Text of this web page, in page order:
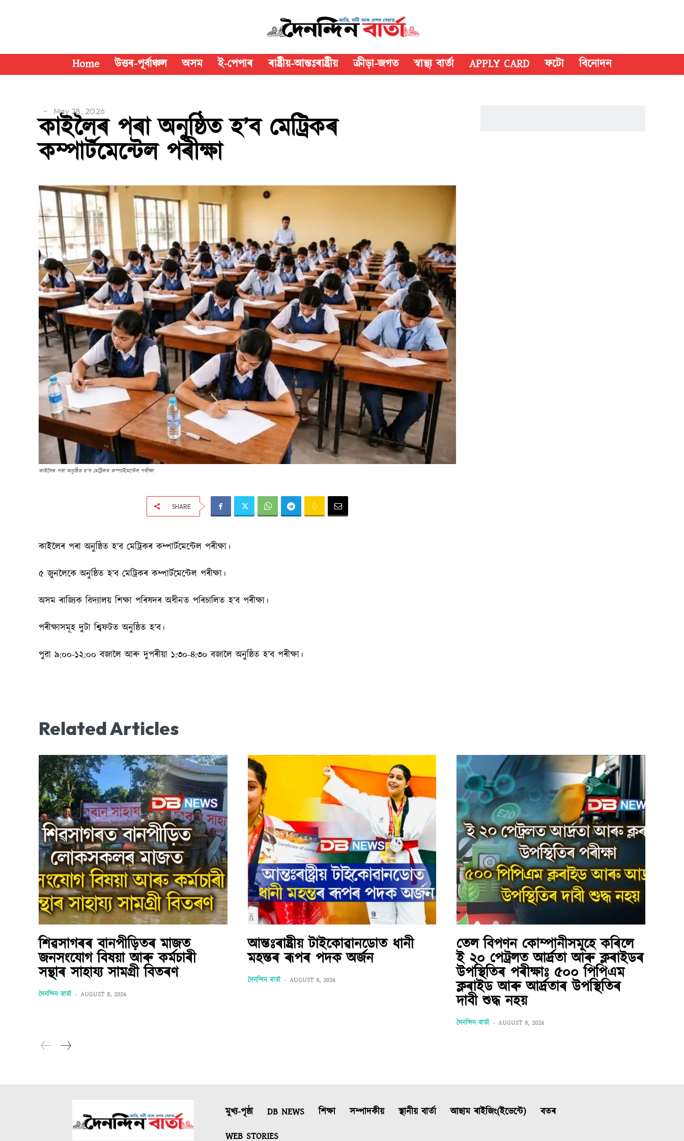
Home উত্তৰ-পূৰ্বাঞ্চল অসম ই-পেপাৰ ৰাষ্ট্ৰীয়-আন্তঃৰাষ্ট্ৰীয় ক্রীড়া-জগত স্বাস্থ্য বাৰ্তা APPLY CARD ফটো বিনোদন
May 28, 2026
কাইলৈৰ পৰা অনুষ্ঠিত হ’ব মেট্ৰিকৰ
কম্পার্টমেন্টেল পৰীক্ষা
কাইলৈৰ পৰা অনুষ্ঠিত হ'ব মেট্ৰিকৰ কম্পার্টমেন্টেল পৰীক্ষা
SHARE
কাইলৈৰ পৰা অনুষ্ঠিত হ’ব মেট্ৰিকৰ কম্পার্টমেন্টেল পৰীক্ষা।
৫ জুনলৈকে অনুষ্ঠিত হ’ব মেট্ৰিকৰ কম্পার্টমেন্টেল পৰীক্ষা।
অসম ৰাজ্যিক বিদ্যালয় শিক্ষা পৰিষদৰ অধীনত পৰিচালিত হ’ব পৰীক্ষা।
পৰীক্ষাসমূহ দুটা শ্বিফটত অনুষ্ঠিত হ’ব।
পুৱা ৯:০০-১২:০০ বজালৈ আৰু দুপৰীয়া ১:৩০-৪:৩০ বজালৈ অনুষ্ঠিত হ’ব পৰীক্ষা।
Related Articles
শিৱসাগৰৰ বানপীড়িতৰ মাজত
জনসংযোগ বিষয়া আৰু কৰ্মচাৰী
সন্থাৰ সাহায্য সামগ্ৰী বিতৰণ
দৈনন্দিন বাৰ্তা - AUGUST 8, 2026
আন্তঃৰাষ্ট্ৰীয় টাইকোৱানডোত ধানী
মহন্তৰ ৰূপৰ পদক অৰ্জন
দৈনন্দিন বাৰ্তা - AUGUST 8, 2026
তেল বিপণন কোম্পানীসমূহে কৰিলে
ই ২০ পেট্ৰলত আৰ্দ্ৰতা আৰু ক্লৰাইডৰ
উপস্থিতিৰ পৰীক্ষাঃ ৫০০ পিপিএম
ক্লৰাইড আৰু আৰ্দ্ৰতাৰ উপস্থিতিৰ
দাবী শুদ্ধ নহয়
দৈনন্দিন বাৰ্তা - AUGUST 8, 2026
মুখ্য-পৃষ্ঠা DB NEWS শিক্ষা সম্পাদকীয় স্থানীয় বাৰ্তা আছাম ৰাইজিং(ইভেন্টে)
বতৰ
WEB STORIES